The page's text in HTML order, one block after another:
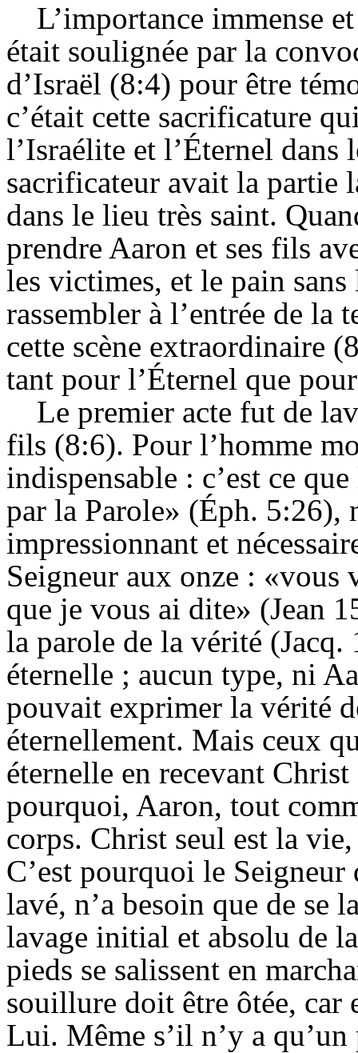
L’importance immense
était soulignée par la
d’Israël (8:4) pour être
c’était cette sacrificature
l’Israélite et l’Éternel dans
sacrificateur avait la partie
dans le lieu très saint.
prendre Aaron et ses fils
les victimes, et le pain
rassembler à l’entrée de la
cette scène extraordinaire
tant pour l’Éternel que
Le premier acte fut de
fils (8:6). Pour l’homme
indispensable : c’est ce
par la Parole» (Éph. 5:26),
impressionnant et
Seigneur aux onze : «vous
que je vous ai dite» (Jean
la parole de la vérité (Jacq.
éternelle ; aucun type, ni
pouvait exprimer la vérité
éternellement. Mais ceux
éternelle en recevant
pourquoi, Aaron, tout
corps. Christ seul est la
C’est pourquoi le
lavé, n’a besoin que de se
lavage initial et absolu de
pieds se salissent en
souillure doit être ôtée, car
Lui. Même s’il n’y a